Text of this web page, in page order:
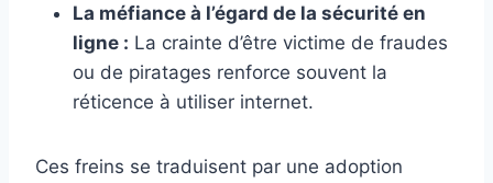
La méfiance à l’égard de la sécurité en
ligne : La crainte d’être victime de fraudes
ou de piratages renforce souvent la
réticence à utiliser internet.
Ces freins se traduisent par une adoption